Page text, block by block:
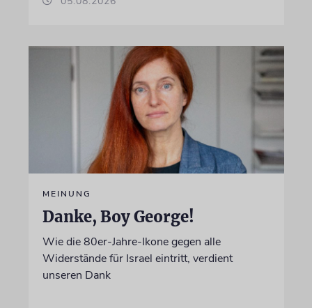
MEINUNG
Danke, Boy George!
Wie die 80er-Jahre-Ikone gegen alle
Widerstände für Israel eintritt, verdient
unseren Dank